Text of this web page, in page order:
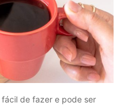
de fazer e pode ser